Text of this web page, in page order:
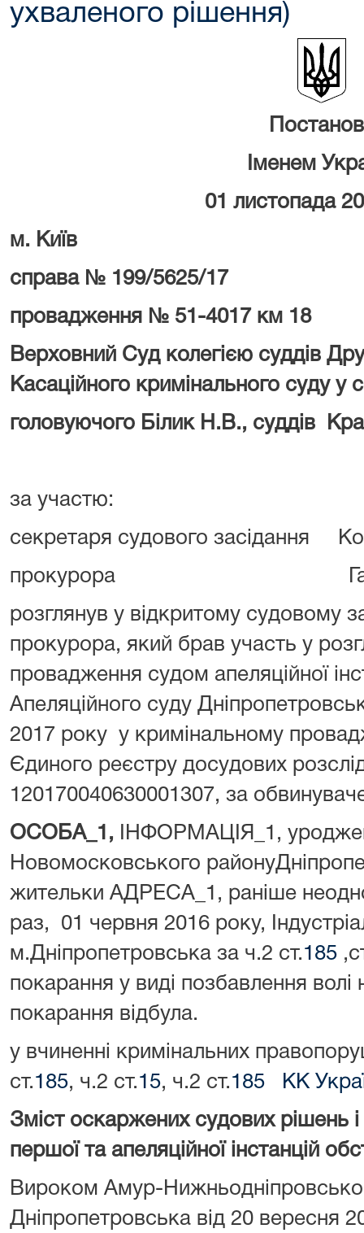
ухваленого рішення)
Іменем
01 листопада
м. Київ
справа № 199/5625/17
провадження № 51-4017 км 18
Верховний Суд колегією суддів
Касаційного кримінального суду у
головуючого Білик Н.В., суддів
за участю:
секретаря судового засідання
прокурора
розглянув у відкритому судовому
прокурора, який брав участь у
провадження судом апеляційної
Апеляційного суду
2017 року у кримінальному
Єдиного реєстру досудових
120170040630001307, за
ОСОБА_1,
ІНФОРМАЦІЯ_1,
Новомосковського
жительки АДРЕСА_1, раніше
раз, 01 червня 2016 року,
м.Дніпропетровська за ч.2 ст.185
покарання у виді позбавлення волі
покарання відбула.
у вчиненні кримінальних
ст.185, ч.2 ст.15, ч.2 ст.185 КК
Зміст оскаржених судових рішень
першої та апеляційної інстанцій
Вироком Амур-
Дніпропетровська від 20 вересня